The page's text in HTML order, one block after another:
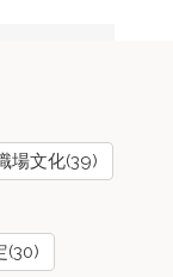
場文化(39)
(30)